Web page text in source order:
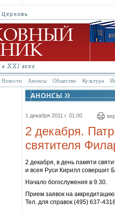
Новости Анонсы Общество Культура
1 декабря 2011 г. 01:00
2 декабря.
святителя
2 декабря, в день памяти
и всея Руси Кирилл совершит
Начало богослужения в 9.30.
Прием заявок на
Тел. для справок (495) 637-